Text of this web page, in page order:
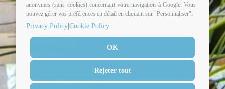
anonymes (sans cookies) concernant votre navigation à Google. Vous
pouvez gérer vos préférences en détail en cliquant sur "Personnaliser".
Privacy Policy|Cookie Policy
OK
Rejeter tout